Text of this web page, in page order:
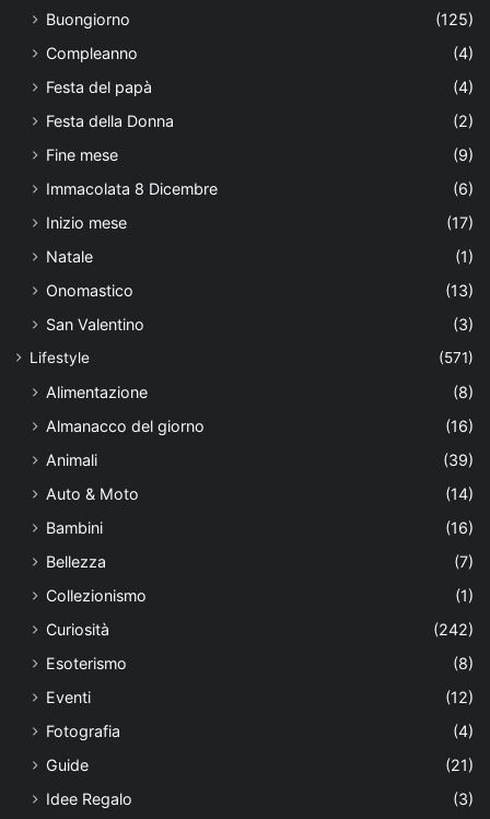
Buongiorno
(125)
Compleanno
(4)
Festa del papà
(4)
Festa della Donna
(2)
Fine mese
(9)
Immacolata 8 Dicembre
(6)
Inizio mese
(17)
Natale
(1)
Onomastico
(13)
San Valentino
(3)
Lifestyle (571)
Alimentazione
(8)
Almanacco del giorno
(16)
Animali
(39)
Auto & Moto
(14)
Bambini
(16)
Bellezza
(7)
Collezionismo
(1)
Curiosità
(242)
Esoterismo
(8)
Eventi
(12)
Fotografia
(4)
Guide
(21)
Idee Regalo
(3)